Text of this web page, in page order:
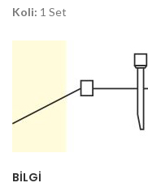
Koli: 1 Set
BILGI